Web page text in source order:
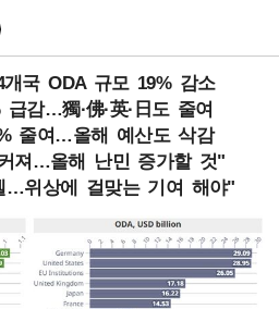
국 ODA 규모 19% 감소
감…獨·佛·英·日도 줄여
줄여…올해 예산도 삭감
져…올해 난민 증가할 것"
…위상에 걸맞는 기여 해야"